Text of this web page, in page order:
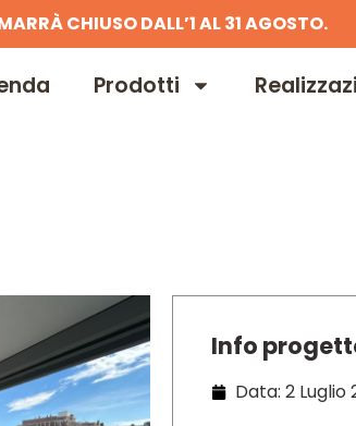
CHIUSO DALL’1 AL 31 AGOSTO.
Prodotti
Info
Data: 2 Luglio